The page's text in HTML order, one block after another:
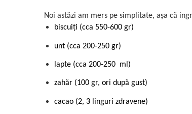
Noi astăzi am mers pe simplitate, așa că
biscuiți (cca 550-600 gr)
unt (cca 200-250 gr)
lapte (cca 200-250 ml)
zahăr (100 gr, ori după gust)
cacao (2, 3 linguri zdravene)